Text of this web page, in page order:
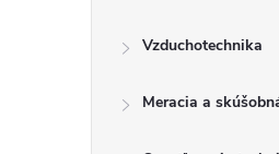
Vzduchotechnika
Meracia a